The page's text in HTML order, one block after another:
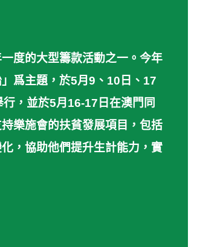
度的大型籌款活動之一。今年
爲主題，於5月9、10日、17
，並於5月16-17日在澳門同
樂施會的扶貧發展項目，包括
，協助他們提升生計能力，實